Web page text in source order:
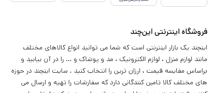
فروشگاه اینترنتی این‌چند
اینچند یک بازار اینترنتی است که شما می توانید انواع کالاهای مختلف
مانند لوازم منزل ، لوازم الکترونیک ، مد و پوشاک و ... را در آن بیابید و
براساس مقایسه قیمت ، ارزان ترین را انتخاب کنید . سایت اینچند در حوزه
های مختلف کالا تامین کنندگانی دارد که سفارشات را تهیه و ارسال می